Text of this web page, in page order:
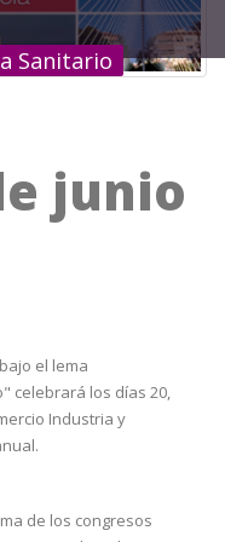
Sanitario
junio
bajo el lema
celebrará los días 20,
Industria y
de los congresos